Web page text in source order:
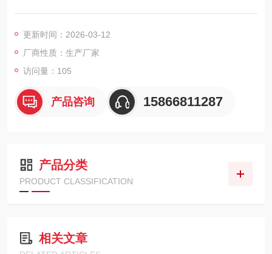
更新时间：2026-03-12
厂商性质：生产厂家
访问量：105
产品咨询 15866811287
产品分类
PRODUCT CLASSIFICATION
相关文章